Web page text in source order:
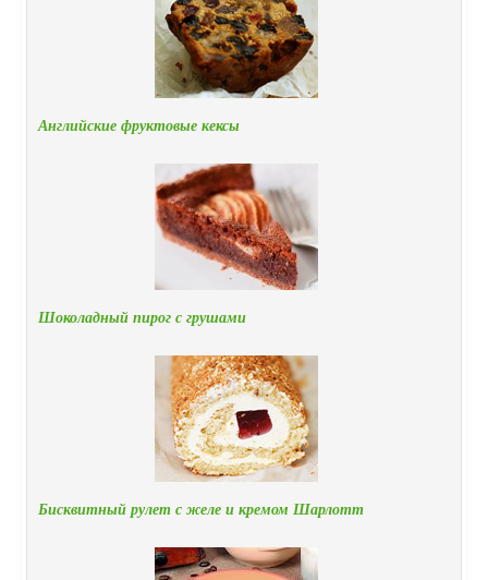
Английские фруктовые кексы
Шоколадный пирог с грушами
Бисквитный рулет с желе и кремом Шарлотт